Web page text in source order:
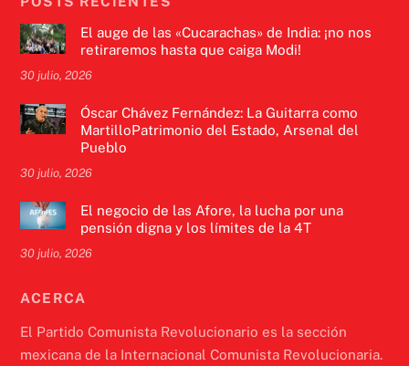
El auge de las «Cucarachas» de India: ¡no nos
retiraremos hasta que caiga Modi!
30 julio, 2026
Óscar Chávez Fernández: La Guitarra como
MartilloPatrimonio del Estado, Arsenal del
Pueblo
30 julio, 2026
El negocio de las Afore, la lucha por una
pensión digna y los límites de la 4T
30 julio, 2026
ACERCA
El Partido Comunista Revolucionario es la sección
mexicana de la Internacional Comunista Revolucionaria.